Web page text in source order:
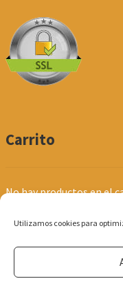
Utilizamos cookies para
Carrito
No hay productos en el
© Produpel | Productos